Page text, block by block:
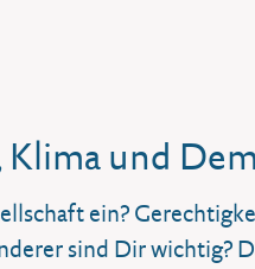
und
ein?
sind Dir wichtig?